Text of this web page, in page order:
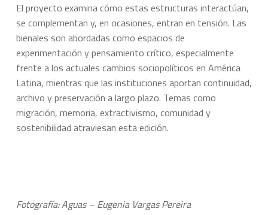
El proyecto examina cómo estas estructuras interactúan,
se complementan y, en ocasiones, entran en tensión. Las
bienales son abordadas como espacios de
experimentación y pensamiento crítico, especialmente
frente a los actuales cambios sociopolíticos en América
Latina, mientras que las instituciones aportan continuidad,
archivo y preservación a largo plazo. Temas como
migración, memoria, extractivismo, comunidad y
sostenibilidad atraviesan esta edición.
Fotografía: Aguas – Eugenia Vargas Pereira